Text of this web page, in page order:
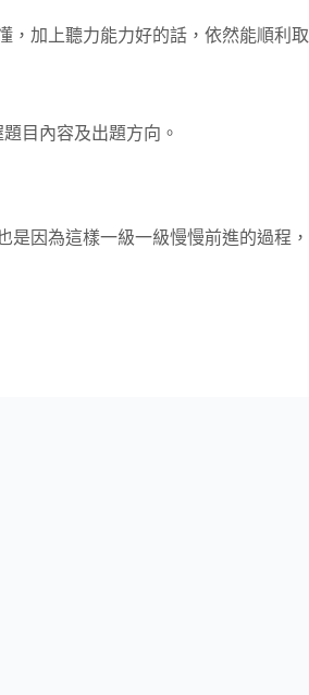
，加上聽力能力好的話，依然能順利取
目內容及出題方向。
因為這樣一級一級慢慢前進的過程，